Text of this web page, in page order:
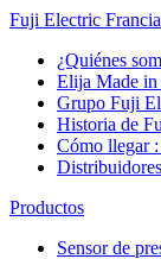
Fuji Electric Francia
¿Quiénes
Elija Made in
Grupo Fuji
Historia de
Cómo llegar
Productos
Sensor de